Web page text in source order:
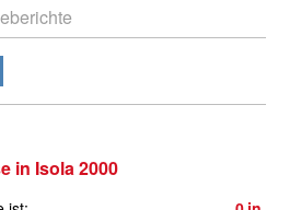
in Isola 2000